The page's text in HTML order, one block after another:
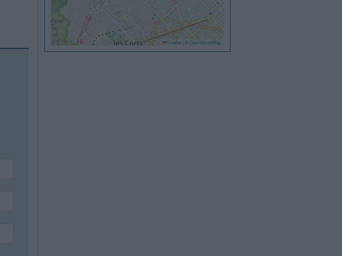
Leaflet © OpenStreetMap